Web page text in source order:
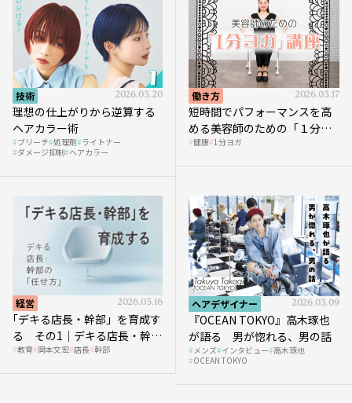
技術 2026.03.20
理想の仕上がりから逆算する
ヘアカラー術
ブリーチ 処理剤 ライトナー
ダメージ抑制 ヘアカラー
働き方 2026.03.17
短時間でパフォーマンスを高
める美容師のための「１分ヨ
ガ」講座｜実践編
健康 1分ヨガ
経営 2026.03.16
｢デキる店長・幹部」を育成す
る その1｜デキる店長・幹部
の「任せ方」
教育 岡本文宏 店長 幹部
ヘアデザイナー 2026.03.09
『OCEAN TOKYO』高木琢也
が語る 男が惚れる、男の話
メンズ インタビュー 高木琢也
OCEAN TOKYO